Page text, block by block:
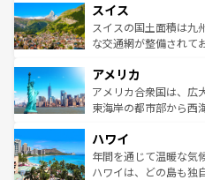
れる地方に足を運ぶと
きるだろう。
を参照してほしい。
は、お酒好きな人にはぜひ体
ドイツ情報はコンテン
リアごとに異なる魅力
ティー、ビール好きに
戦など、本場だからこ
ンツ一覧を参照してほ
スイス
スイスの国土面積は九
な交通網が整備されて
の建物がそのまま残る
博物館もあり、アルプ
ことができる。国民の
ば市内交通費無料で観光を
着のスイス情報はコン
アメリカ
アメリカ合衆国は、広
東海岸の都市部から西
のような巨大都市は、
ンメントが詰まった刺
西部には大自然が広が
ハワイ
年間を通じて温暖な気
ハワイは、どの島も独